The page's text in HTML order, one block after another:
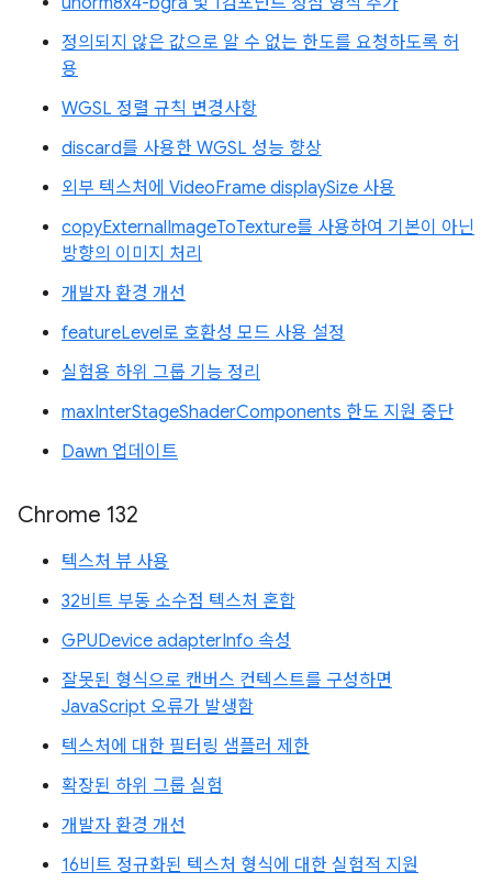
정의되지 않은 값으로 알 수 없는 한도를 요청하도록 허
용
WGSL 정렬 규칙 변경사항
discard를 사용한 WGSL 성능 향상
외부 텍스처에 VideoFrame displaySize 사용
copyExternalImageToTexture를 사용하여 기본이 아닌
방향의 이미지 처리
개발자 환경 개선
featureLevel로 호환성 모드 사용 설정
실험용 하위 그룹 기능 정리
maxInterStageShaderComponents 한도 지원 중단
Dawn 업데이트
Chrome 132
텍스처 뷰 사용
32비트 부동 소수점 텍스처 혼합
GPUDevice adapterInfo 속성
잘못된 형식으로 캔버스 컨텍스트를 구성하면
JavaScript 오류가 발생함
텍스처에 대한 필터링 샘플러 제한
확장된 하위 그룹 실험
개발자 환경 개선
16비트 정규화된 텍스처 형식에 대한 실험적 지원